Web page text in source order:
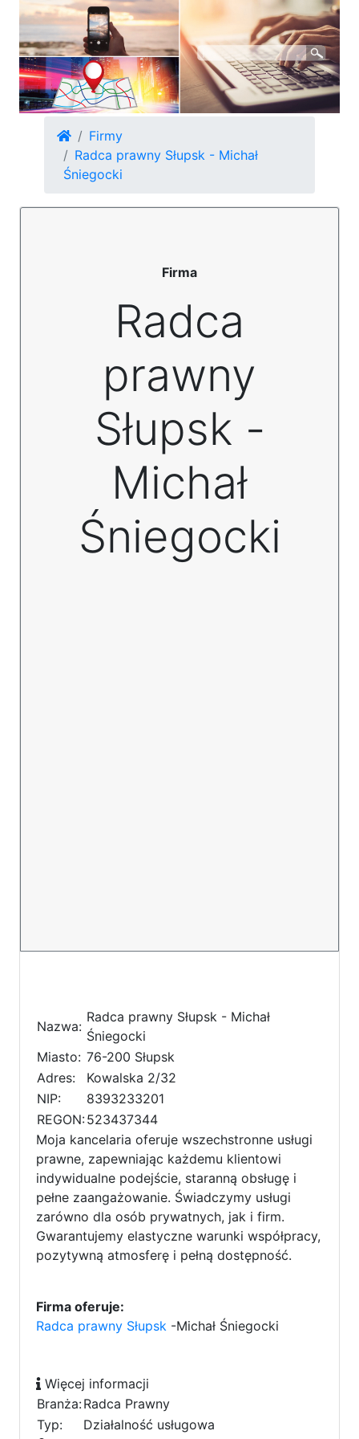
Firmy
Radca prawny Słupsk - Michał
Śniegocki
Firma
Radca
prawny
Słupsk -
Michał
Śniegocki
Nazwa:
Radca prawny Słupsk - Michał
Śniegocki
Miasto: 76-200 Słupsk
Adres:
Kowalska 2/32
NIP:
8393233201
REGON:523437344
Moja kancelaria oferuje wszechstronne usługi
prawne, zapewniając każdemu klientowi
indywidualne podejście, staranną obsługę i
pełne zaangażowanie. Świadczymy usługi
zarówno dla osób prywatnych, jak i firm.
Gwarantujemy elastyczne warunki współpracy,
pozytywną atmosferę i pełną dostępność.
Firma oferuje:
Radca prawny Słupsk -Michał Śniegocki
Więcej informacji
Branża:Radca Prawny
Typ:
Działalność usługowa